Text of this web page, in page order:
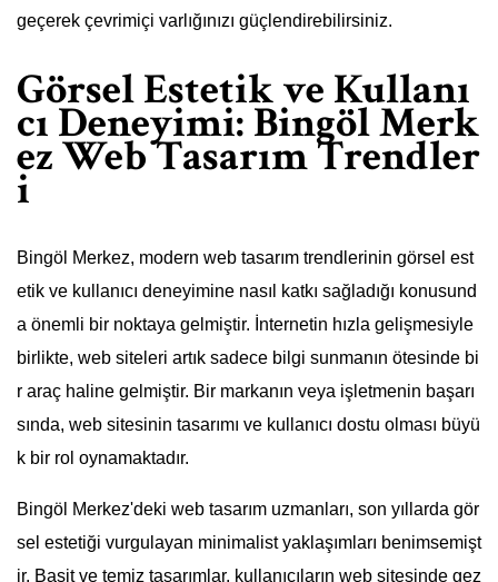
geçerek çevrimiçi varlığınızı güçlendirebilirsiniz.
Görsel Estetik ve Kullanı
cı Deneyimi: Bingöl Merk
ez Web Tasarım Trendler
i
Bingöl Merkez, modern web tasarım trendlerinin görsel est
etik ve kullanıcı deneyimine nasıl katkı sağladığı konusund
a önemli bir noktaya gelmiştir. İnternetin hızla gelişmesiyle
birlikte, web siteleri artık sadece bilgi sunmanın ötesinde bi
r araç haline gelmiştir. Bir markanın veya işletmenin başarı
sında, web sitesinin tasarımı ve kullanıcı dostu olması büyü
k bir rol oynamaktadır.
Bingöl Merkez'deki web tasarım uzmanları, son yıllarda gör
sel estetiği vurgulayan minimalist yaklaşımları benimsemişt
ir. Basit ve temiz tasarımlar, kullanıcıların web sitesinde gez